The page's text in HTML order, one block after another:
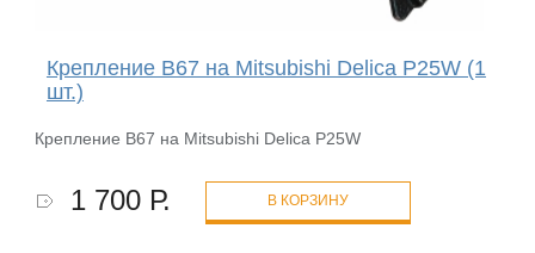
Крепление B67 на Mitsubishi Delica P25W (1
шт.)
Крепление B67 на Mitsubishi Delica P25W
1 700 Р. В КОРЗИНУ